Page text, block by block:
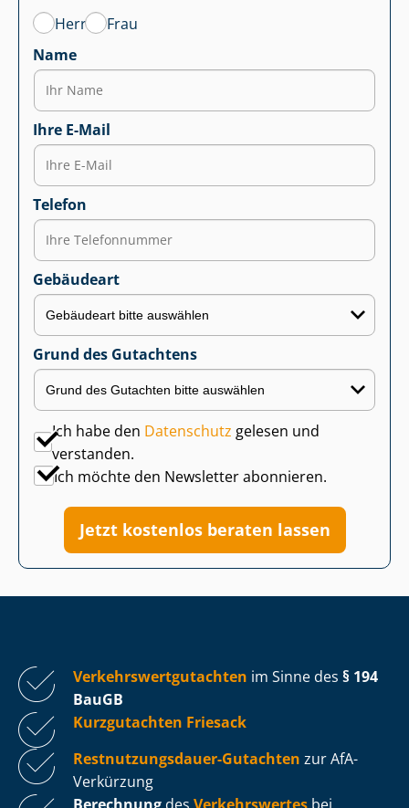
Herr
Frau
Name
Ihre E-Mail
Telefon
Gebäudeart
Grund des Gutachtens
Ich habe den Datenschutz gelesen und
verstanden.
Ich möchte den Newsletter abonnieren.
Jetzt kostenlos beraten lassen
Ver­kehrs­wert­gut­ach­ten im Sinne des § 194
BauGB
Kurzgutachten Friesack
Rest­nut­zungs­dau­er-Gutachten zur AfA-
Verkürzung